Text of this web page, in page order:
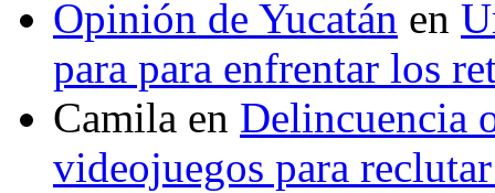
Opinión de Yucatán en
para para enfrentar los
Camila en Delincuencia
videojuegos para